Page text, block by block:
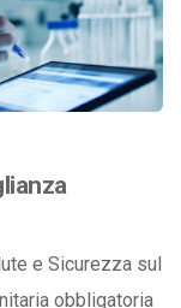
e Sicurezza sul
obbligatoria